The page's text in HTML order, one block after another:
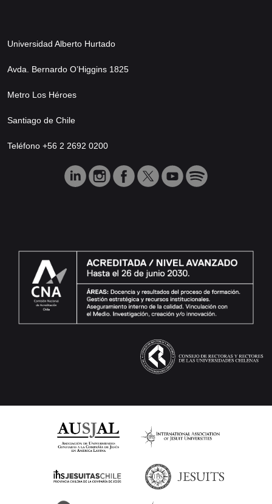
Universidad Alberto Hurtado
Avda. Bernardo O’Higgins 1825
Metro Los Héroes
Santiago de Chile
Teléfono +56 2 2692 0200